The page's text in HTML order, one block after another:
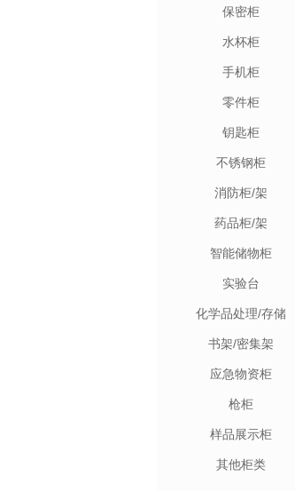
保密柜
水杯柜
手机柜
零件柜
钥匙柜
不锈钢柜
消防柜/架
药品柜/架
智能储物柜
实验台
化学品处理/存储
书架/密集架
应急物资柜
枪柜
样品展示柜
其他柜类